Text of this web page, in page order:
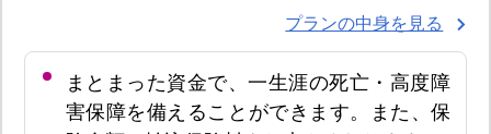
プランの中身を見る
まとまった資金で、一生涯の死亡・高度障
害保障を備えることができます。また、保